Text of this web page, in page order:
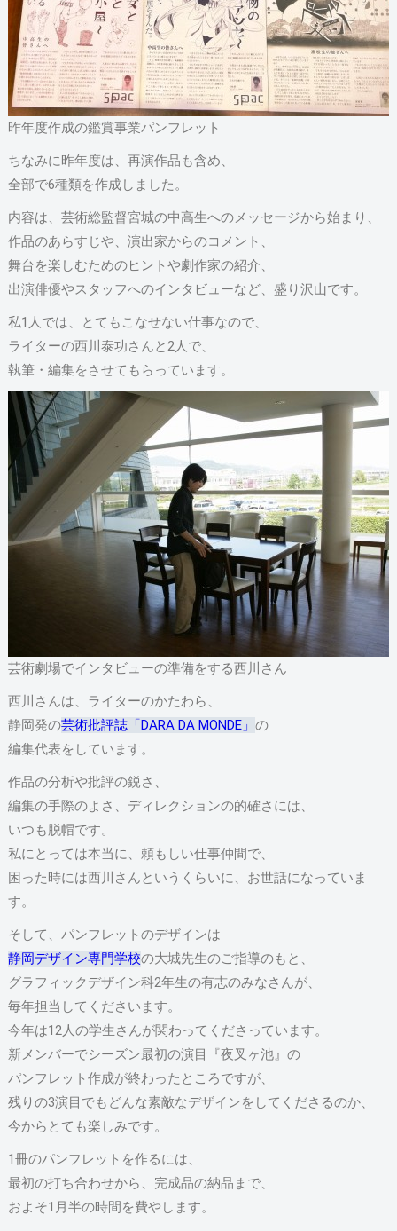
昨年度作成の鑑賞事業パンフレット
ちなみに昨年度は、再演作品も含め、
全部で6種類を作成しました。
内容は、芸術総監督宮城の中高生へのメッセージから始まり、
作品のあらすじや、演出家からのコメント、
舞台を楽しむためのヒントや劇作家の紹介、
出演俳優やスタッフへのインタビューなど、盛り沢山です。
私1人では、とてもこなせない仕事なので、
ライターの西川泰功さんと2人で、
執筆・編集をさせてもらっています。
芸術劇場でインタビューの準備をする西川さん
西川さんは、ライターのかたわら、
静岡発の芸術批評誌「DARA DA MONDE」 の
編集代表をしています。
作品の分析や批評の鋭さ、
編集の手際のよさ、ディレクションの的確さには、
いつも脱帽です。
私にとっては本当に、頼もしい仕事仲間で、
困った時には西川さんというくらいに、お世話になっていま
す。
そして、パンフレットのデザインは
静岡デザイン専門学校の大城先生のご指導のもと、
グラフィックデザイン科2年生の有志のみなさんが、
毎年担当してくださいます。
今年は12人の学生さんが関わってくださっています。
新メンバーでシーズン最初の演目『夜叉ヶ池』の
パンフレット作成が終わったところですが、
残りの3演目でもどんな素敵なデザインをしてくださるのか、
今からとても楽しみです。
1冊のパンフレットを作るには、
最初の打ち合わせから、完成品の納品まで、
およそ1月半の時間を費やします。